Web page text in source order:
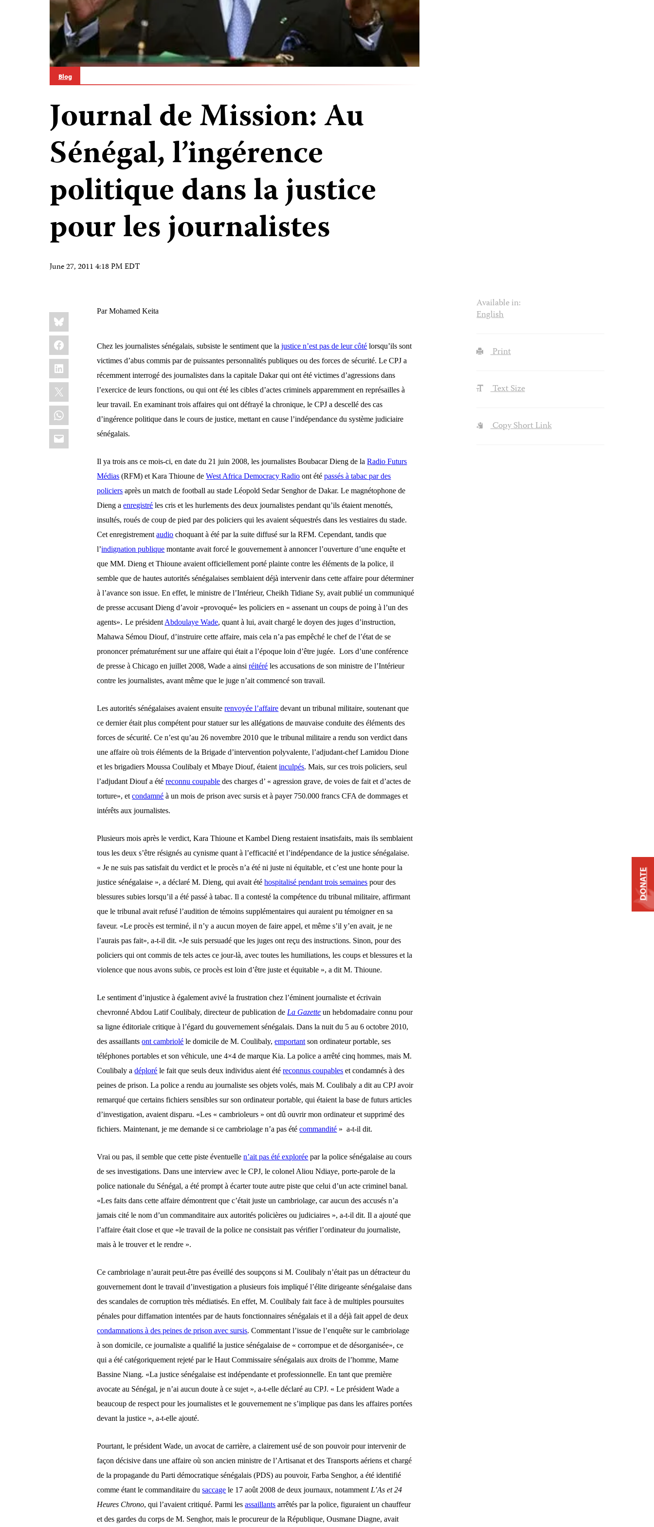
Blog
Journal de Mission: Au
Sénégal, l’ingérence
politique dans la justice
pour les journalistes
June 27, 2011 4:18 PM EDT
Share
this:
Bluesky
Facebook
LinkedIn
X
WhatsApp
Email
Par Mohamed Keita
Chezles journalistes sénégalais, subsiste le sentiment que lajustice n’est pas de leur côté lorsqu’ils sont
victimes d’abus commis par depuissantes personnalités publiques ou des forces de sécurité. Le CPJ a
récemment interrogé des journalistes dans la capitale Dakar qui ont été victimes d’agressions dans
l’exercice de leurs fonctions, ou qui ont été les cibles d’actes criminels apparemment en représailles à
leur travail. En examinant trois affaires qui ont défrayé la chronique, le CPJ a descellé descas
d’ingérence politiquedans le cours de justice, mettant en causel’indépendance du système judiciaire
sénégalais.
Il ya trois ans ce mois-ci, en date du 21 juin 2008, les journalistes Boubacar Dieng de laRadio Futurs
Médias (RFM) et Kara Thioune deWest Africa Democracy Radio ont étépassés à tabac par des
policiers après un match de football au stade Léopold Sedar Senghor de Dakar. Le magnétophone de
Dieng aenregistré les cris et les hurlements des deux journalistes pendant qu’ils étaient menottés,
insultés, roués de coup de pied par des policiers qui les avaient séquestrés dans les vestiaires du stade.
Cetenregistrementaudio choquant à été par la suite diffusé sur la RFM. Cependant, tandis que
l’indignation publique montanteavait forcé le gouvernement à annoncer l’ouverture d’une enquête et
que MM. Dieng et Thioune avaient officiellement porté plainte contre les éléments de la police, il
semble que de hautes autorités sénégalaises semblaient déjà intervenir dans cette affaire pour déterminer
à l’avance son issue. En effet, le ministre de l’Intérieur, Cheikh Tidiane Sy, avait publié un communiqué
de presse accusant Dieng d’avoir «provoqué» les policiers en « assenant un coups de poing à l’un des
agents».Le président Abdoulaye Wade, quant à lui, avait chargé le doyen des juges d’instruction,
Mahawa Sémou Diouf, d’instruire cette affaire, mais cela n’a pas empêché le chef de l’état de se
prononcer prématurément sur une affaire qui était a l’époque loin d’être jugée. Lors d’une conférence
de presse à Chicago en juillet 2008, Wade a ainsiréitéré les accusations de son ministre de l’Intérieur
contre les journalistes, avant même que le juge n’ait commencé son travail.
Les autorités sénégalaises avaient ensuiterenvoyée l’affaire devant un tribunal militaire, soutenant que
ce dernier était plus compétent pour statuer sur les allégations de mauvaise conduite des éléments des
forces de sécurité. Ce n’est qu’au 26 novembre 2010 que le tribunal militaire a rendu son verdict dans
une affaire où trois éléments de la Brigade d’intervention polyvalente, l’adjudant-chef Lamidou Dione
et les brigadiers Moussa Coulibaly et Mbaye Diouf, étaientinculpés. Mais, sur ces trois policiers, seul
l’adjudant Diouf a étéreconnu coupable des charges d’ «agression grave, de voies de fait et d’actes de
torture», etcondamné à un mois de prison avec sursis et à payer 750.000 francs CFA de dommages et
intérêts aux journalistes.
Plusieurs mois après le verdict, Kara Thioune et Kambel Diengrestaient insatisfaits, mais ils semblaient
tous les deux s’être résignés au cynisme quant à l’efficacité et l’indépendance de la justice sénégalaise.
« Je ne suis pas satisfait du verdict et le procès n’a été ni juste ni équitable, et c’est une honte pour la
justice sénégalaise », a déclaré M. Dieng, qui avait étéhospitalisé pendant trois semaines pour des
blessures subies lorsqu’il a été passé à tabac. Il a contesté la compétence du tribunal militaire, affirmant
que le tribunal avait refusé l’audition de témoinssupplémentairesqui auraient pu témoigner en sa
faveur. «Le procès est terminé, il n’y a aucun moyen de faire appel, et même s’il y’en avait, je ne
l’aurais pas fait», a-t-il dit. «Je suis persuadé que les juges ont reçu des instructions. Sinon, pour des
policiers qui ont commis de tels actes ce jour-là, avec toutes les humiliations, les coups et blessures et la
violence que nous avons subis, ce procès est loin d’être juste et équitable », a dit M. Thioune.
Le sentiment d’injustice à égalementavivéla frustration chez l’éminent journaliste et écrivain
chevronné Abdou Latif Coulibaly, directeur de publication de La Gazette unhebdomadaireconnu pour
sa ligne éditoriale critique à l’égard du gouvernement sénégalais. Dans la nuit du 5 au 6 octobre 2010,
des assaillantsont cambriolé ledomicile de M. Coulibaly,emportant son ordinateur portable, ses
téléphones portables et son véhicule, une 4×4 de marque Kia. La police a arrêté cinq hommes, mais M.
Coulibaly adéploré le fait que seuls deux individus aient étéreconnus coupables et condamnés à des
peines de prison. La police a rendu au journaliste ses objets volés, mais M. Coulibaly a dit au CPJ avoir
remarquéque certains fichiers sensibles sur son ordinateur portable, qui étaient la base de futurs articles
d’investigation, avaient disparu. «Les « cambrioleurs » ont dû ouvrir mon ordinateur et supprimé des
fichiers. Maintenant, je me demande si ce cambriolage n’a pas étécommandité » a-t-il dit.
Vrai ou pas, il semble que cette piste éventuellen’ait pas été explorée par la police sénégalaise au cours
de ses investigations. Dans une interview avec le CPJ, le colonel Aliou Ndiaye, porte-parole de la
police nationale du Sénégal, a été prompt à écarter toute autre piste que celui d’un acte criminel banal.
«Les faits dans cette affaire démontrent que c’était juste un cambriolage, car aucun des accusés n’a
jamais cité le nom d’un commanditaire aux autorités policières ou judiciaires », a-t-il dit. Il a ajouté que
l’affaire était close et que «le travail de la police ne consistait pas vérifier l’ordinateur du journaliste,
mais à le trouver et le rendre ».
Ce cambriolage n’auraitpeut-être pas éveillé des soupçons si M. Coulibaly n’était pas un détracteur du
gouvernement dont le travail d’investigation a plusieurs fois impliqué l’élite dirigeante sénégalaise dans
des scandales de corruption très médiatisés. En effet, M. Coulibaly fait face à de multiples poursuites
pénales pour diffamation intentées par de hauts fonctionnaires sénégalais et il a déjà fait appel de deux
condamnations à des peines de prison avec sursis. Commentant l’issue de l’enquête sur le cambriolage
à son domicile, ce journaliste a qualifié la justice sénégalaise de « corrompue et de désorganisée», ce
qui a été catégoriquement rejeté par le Haut Commissaire sénégalais aux droits de l’homme, Mame
Bassine Niang. «La justice sénégalaise est indépendante et professionnelle. En tant que première
avocate au Sénégal, je n’ai aucun doute à ce sujet », a-t-elle déclaré au CPJ. « Le président Wade a
beaucoup de respect pour les journalistes et le gouvernement ne s’implique pas dans les affaires portées
devant la justice », a-t-elle ajouté.
Pourtant, le président Wade, un avocat de carrière, aclairementusé de son pouvoir pour intervenir de
façon décisive dans une affaire où son ancien ministre de l’Artisanat et des Transports aériens et chargé
de la propagande du Parti démocratique sénégalais (PDS) au pouvoir, Farba Senghor, a été identifié
comme étant le commanditaire dusaccage le 17 août 2008 de deux journaux, notamment L’As et 24
Heures Chrono, qui l’avaient critiqué. Parmi lesassaillants arrêtés par la police, figuraient un chauffeur
et des gardes du corps de M. Senghor, mais le procureur de la République, Ousmane Diagne, avait
Available in:
English
Print
Text Size
Copy Short Link
DONATE